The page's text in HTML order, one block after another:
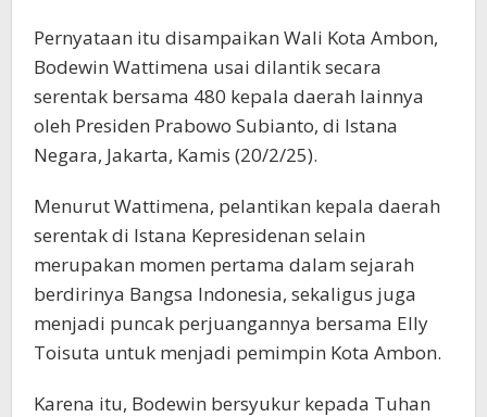
Pernyataan itu disampaikan Wali Kota Ambon,
Bodewin Wattimena usai dilantik secara
serentak bersama 480 kepala daerah lainnya
oleh Presiden Prabowo Subianto, di Istana
Negara, Jakarta, Kamis (20/2/25).
Menurut Wattimena, pelantikan kepala daerah
serentak di Istana Kepresidenan selain
merupakan momen pertama dalam sejarah
berdirinya Bangsa Indonesia, sekaligus juga
menjadi puncak perjuangannya bersama Elly
Toisuta untuk menjadi pemimpin Kota Ambon.
Karena itu, Bodewin bersyukur kepada Tuhan